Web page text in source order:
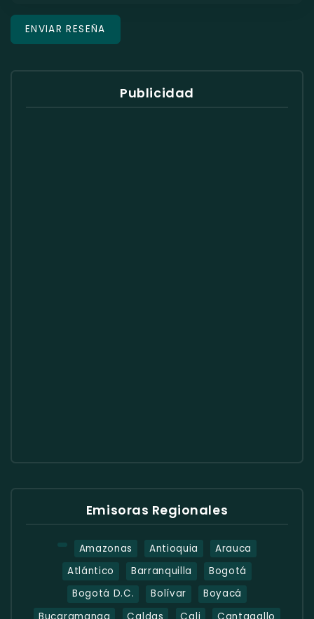
Publicidad
Emisoras Regionales
Amazonas Antioquia
Arauca
Atlántico
Barranquilla
Bogotá
Bogotá D.C.
Bolívar
Boyacá
Bucaramanga
Caldas Cali Cantagallo